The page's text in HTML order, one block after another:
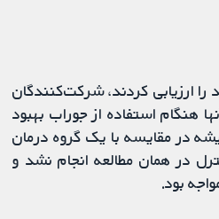
را ارزیابی کردند، شرکت‌کنندگان
هنگام استفاده از جوراب بهبود
در مقایسه با یک گروه درمان
در همان مطالعه انجام نشد و